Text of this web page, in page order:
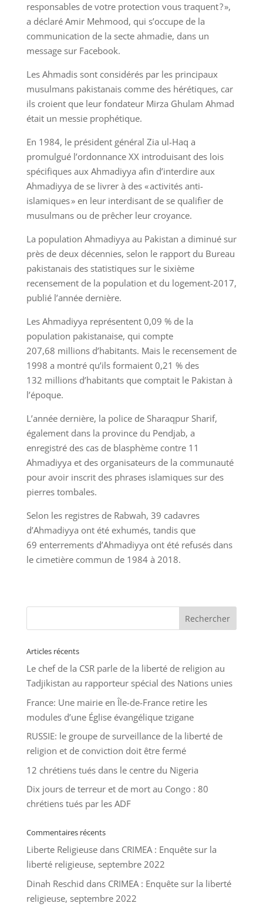
responsables de votre protection vous traquent ? »,
a déclaré Amir Mehmood, qui s’occupe de la
communication de la secte ahmadie, dans un
message sur Facebook.
Les Ahmadis sont considérés par les principaux
musulmans pakistanais comme des hérétiques, car
ils croient que leur fondateur Mirza Ghulam Ahmad
était un messie prophétique.
En 1984, le président général Zia ul-Haq a
promulgué l’ordonnance XX introduisant des lois
spécifiques aux Ahmadiyya afin d’interdire aux
Ahmadiyya de se livrer à des « activités anti-
islamiques » en leur interdisant de se qualifier de
musulmans ou de prêcher leur croyance.
La population Ahmadiyya au Pakistan a diminué sur
près de deux décennies, selon le rapport du Bureau
pakistanais des statistiques sur le sixième
recensement de la population et du logement-2017,
publié l’année dernière.
Les Ahmadiyya représentent 0,09 % de la
population pakistanaise, qui compte
207,68 millions d’habitants. Mais le recensement de
1998 a montré qu’ils formaient 0,21 % des
132 millions d’habitants que comptait le Pakistan à
l’époque.
L’année dernière, la police de Sharaqpur Sharif,
également dans la province du Pendjab, a
enregistré des cas de blasphème contre 11
Ahmadiyya et des organisateurs de la communauté
pour avoir inscrit des phrases islamiques sur des
pierres tombales.
Selon les registres de Rabwah, 39 cadavres
d’Ahmadiyya ont été exhumés, tandis que
69 enterrements d’Ahmadiyya ont été refusés dans
le cimetière commun de 1984 à 2018.
Articles récents
Le chef de la CSR parle de la liberté de religion au
Tadjikistan au rapporteur spécial des Nations unies
France: Une mairie en Île-de-France retire les
modules d’une Église évangélique tzigane
RUSSIE: le groupe de surveillance de la liberté de
religion et de conviction doit être fermé
12 chrétiens tués dans le centre du Nigeria
Dix jours de terreur et de mort au Congo : 80
chrétiens tués par les ADF
Commentaires récents
Liberte Religieusedans CRIMEA : Enquête sur la
liberté religieuse, septembre 2022
Dinah Reschid dans CRIMEA : Enquête sur la liberté
religieuse, septembre 2022